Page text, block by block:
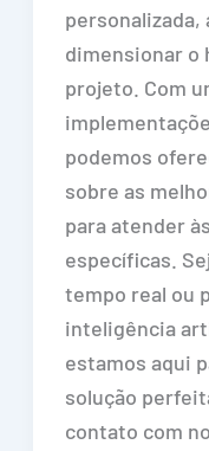
personalizada,
dimensionar o
projeto. Com
podemos
sobre as
para atender
específicas.
tempo real ou
inteligência
estamos aqui
solução
contato com